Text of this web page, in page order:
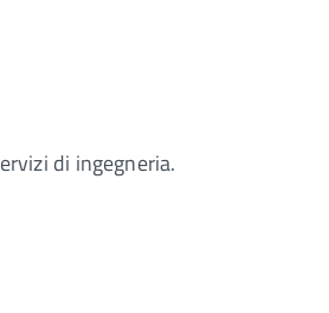
di ingegneria.